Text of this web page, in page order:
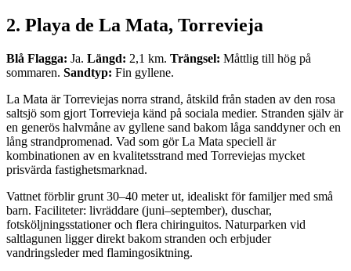
2. Playa de La Mata, Torrevieja
Blå Flagga: Ja. Längd: 2,1 km. Trängsel: Måttlig till hög på
sommaren. Sandtyp: Fin gyllene.
La Mata är Torreviejas norra strand, åtskild från staden av den rosa
saltsjö som gjort Torrevieja känd på sociala medier. Stranden själv är
en generös halvmåne av gyllene sand bakom låga sanddyner och en
lång strandpromenad. Vad som gör La Mata speciell är
kombinationen av en kvalitetsstrand med Torreviejas mycket
prisvärda fastighetsmarknad.
Vattnet förblir grunt 30–40 meter ut, idealiskt för familjer med små
barn. Faciliteter: livräddare (juni–september), duschar,
fotsköljningsstationer och flera chiringuitos. Naturparken vid
saltlagunen ligger direkt bakom stranden och erbjuder
vandringsleder med flamingosiktning.